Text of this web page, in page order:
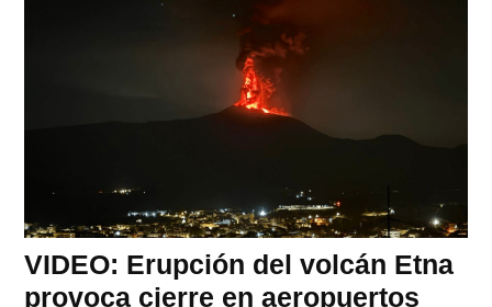
VIDEO: Erupción del volcán Etna
provoca cierre en aeropuertos